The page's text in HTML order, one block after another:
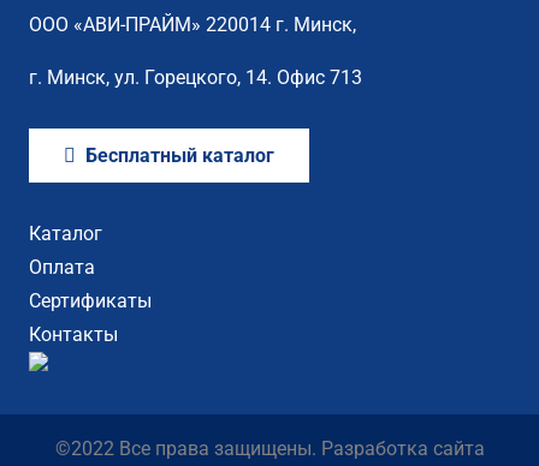
ООО «АВИ-ПРАЙМ» 220014 г. Минск,
г. Минск, ул. Горецкого, 14. Офис 713
Бесплатный каталог
Каталог
Оплата
Сертификаты
Контакты
©2022 Все права защищены. Разработка сайта